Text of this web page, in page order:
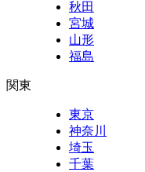
秋田
宮城
山形
福島
関東
東京
神奈川
埼玉
千葉